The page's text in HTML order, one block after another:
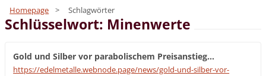
Homepage > Schlagwörter
Schlüsselwort: Minenwerte
Gold und Silber vor parabolischem Preisanstieg...
https://edelmetalle.webnode.page/news/gold-und-silber-vor-